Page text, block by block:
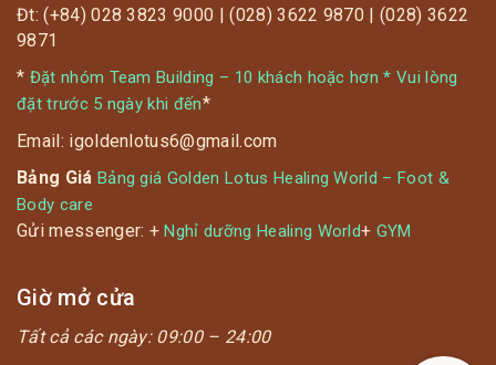
Đt: (+84) 028 3823 9000 | (028) 3622 9870 | (028) 3622
9871
* Đặt nhóm Team Building – 10 khách hoặc hơn * Vui lòng
đặt trước 5 ngày khi đến*
Email: igoldenlotus6@gmail.com
Bảng Giá Bảng giá Golden Lotus Healing World – Foot &
Body care
Gửi messenger: +Nghỉ dưỡng Healing World+ GYM
Giờ mở cửa
Tất cả các ngày: 09:00 – 24:00